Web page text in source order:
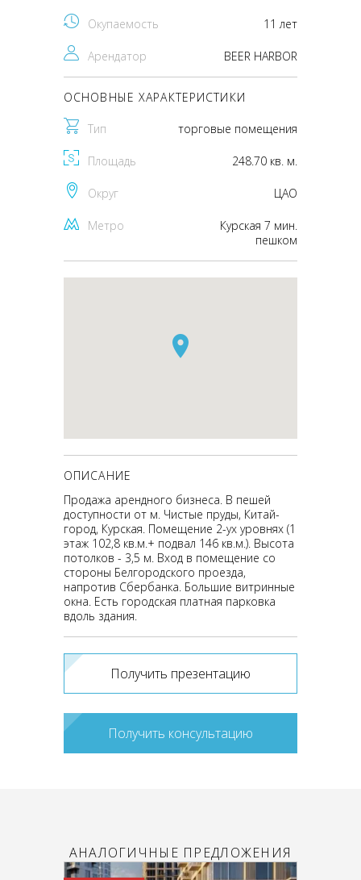
Окупаемость 11 лет
Арендатор BEER HARBOR
ОСНОВНЫЕ ХАРАКТЕРИСТИКИ
Тип торговые помещения
Площадь 248.70 кв. м.
Округ ЦАО
Метро
Курская 7 мин.
пешком
ОПИСАНИЕ
Продажа арендного бизнеса. В пешей
доступности от м. Чистые пруды, Китай-
город, Курская. Помещение 2-ух уровнях (1
этаж 102,8 кв.м.+ подвал 146 кв.м.). Высота
потолков - 3,5 м. Вход в помещение со
стороны Белгородского проезда,
напротив Сбербанка. Большие витринные
окна. Есть городская платная парковка
вдоль здания.
Получить презентацию
Получить консультацию
АНАЛОГИЧНЫЕ ПРЕДЛОЖЕНИЯ